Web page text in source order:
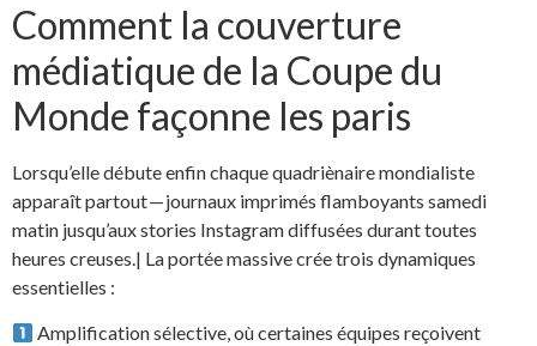
Comment la couverture
médiatique de la Coupe du
Monde façonne les paris
Lorsqu’elle débute enfin chaque quadriènaire mondialiste
apparaît partout — journaux imprimés flamboyants samedi
matin jusqu’aux stories Instagram diffusées durant toutes
heures creuses.| La portée massive crée trois dynamiques
essentielles :
Amplification sélective, où certaines équipes reçoivent